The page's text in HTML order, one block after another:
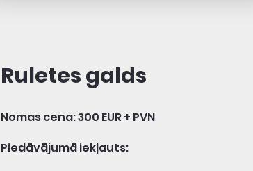
Ruletes galds
Nomas cena: 300 EUR + PVN
Piedāvājumā iekļauts: